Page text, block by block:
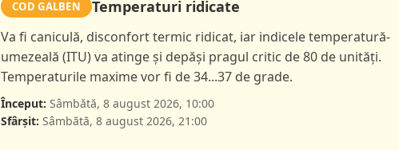
COD GALBEN Temperaturi ridicate
Va fi caniculă, disconfort termic ridicat, iar indicele temperatură-
umezeală (ITU) va atinge și depăși pragul critic de 80 de unități.
Temperaturile maxime vor fi de 34...37 de grade.
Început: Sâmbătă, 8 august 2026, 10:00
Sfârșit: Sâmbătă, 8 august 2026, 21:00